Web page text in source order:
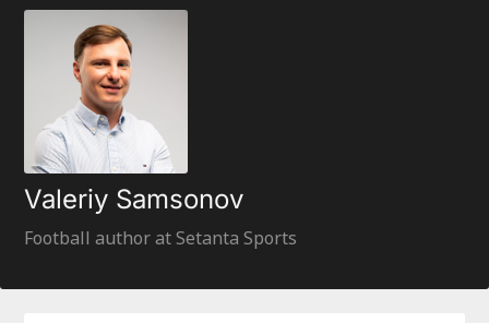
Valeriy Samsonov
Football author at Setanta Sports